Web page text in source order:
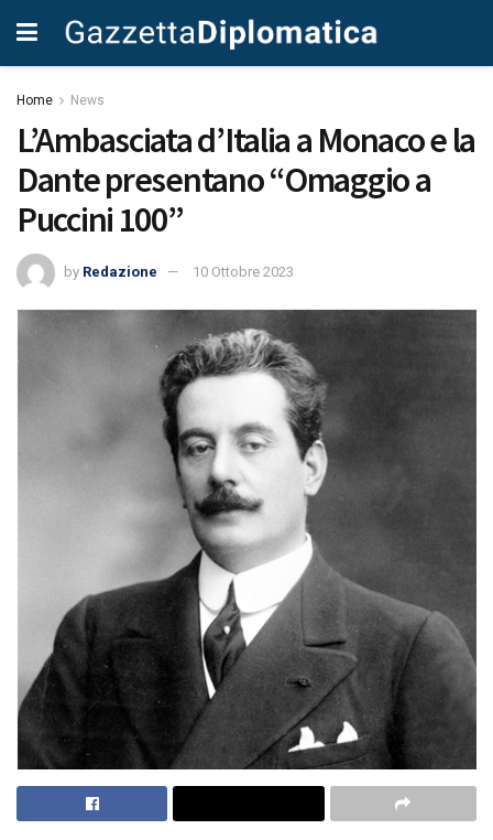
Home News
L’Ambasciata d’Italia a Monaco e la
Dante presentano “Omaggio a
Puccini 100”
by Redazione 10 Ottobre 2023